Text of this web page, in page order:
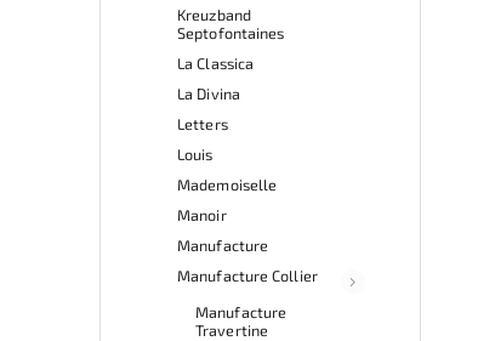
Kreuzband
Septofontaines
La Classica
La Divina
Letters
Louis
Mademoiselle
Manoir
Manufacture
Manufacture Collier
Manufacture
Travertine